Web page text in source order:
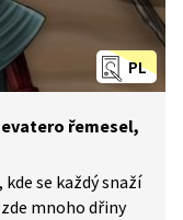
PL
řemesel,
se každý snaží
mnoho dřiny